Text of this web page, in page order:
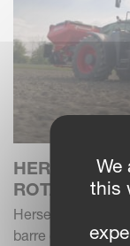
HERSE
ROTAGO F
Herses rotatives
barre de semis -
We
this